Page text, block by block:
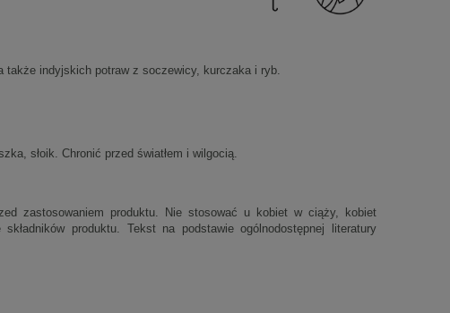
indyjskich potraw z soczewicy, kurczaka i ryb.
słoik. Chronić przed światłem i wilgocią.
zastosowaniem produktu. Nie stosować u kobiet w ciąży, kobiet
produktu. Tekst na podstawie ogólnodostępnej literatury